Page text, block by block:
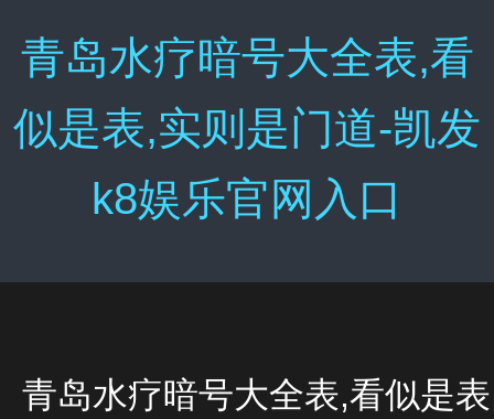
青岛水疗暗号大全表,看
似是表,实则是门道-凯发
k8娱乐官网入口
青岛水疗暗号大全表,看似是